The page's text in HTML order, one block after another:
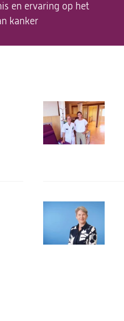
en ervaring op het
kanker